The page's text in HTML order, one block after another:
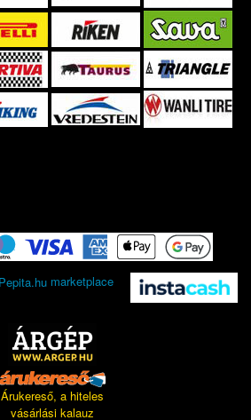
marketplace
Árukereső, a hiteles
vásárlási kalauz